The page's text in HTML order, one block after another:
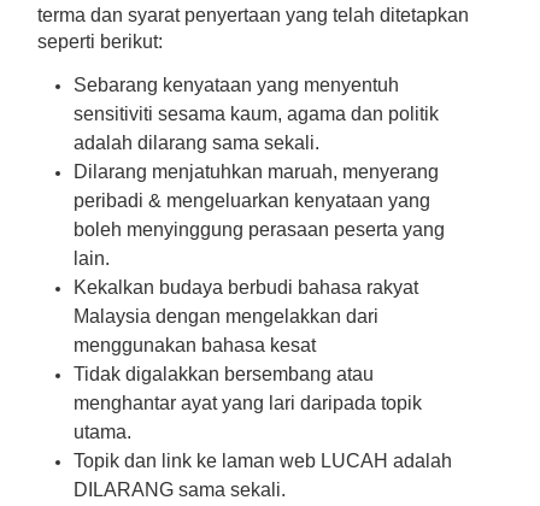
terma dan syarat penyertaan yang telah ditetapkan
seperti berikut:
Sebarang kenyataan yang menyentuh
sensitiviti sesama kaum, agama dan politik
adalah dilarang sama sekali.
Dilarang menjatuhkan maruah, menyerang
peribadi & mengeluarkan kenyataan yang
boleh menyinggung perasaan peserta yang
lain.
Kekalkan budaya berbudi bahasa rakyat
Malaysia dengan mengelakkan dari
menggunakan bahasa kesat
Tidak digalakkan bersembang atau
menghantar ayat yang lari daripada topik
utama.
Topik dan link ke laman web LUCAH adalah
DILARANG sama sekali.